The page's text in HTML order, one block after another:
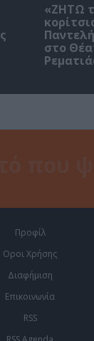
«ΖΗΤΩ
στο
Προφίλ
Οροι Χρήσης
Διαφήμιση
Επικοινωνία
RSS